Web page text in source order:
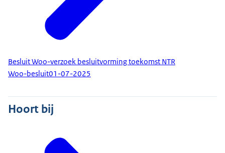
Besluit Woo-verzoek besluitvorming toekomst NTR
Woo-besluit01-07-2025
Hoort bij